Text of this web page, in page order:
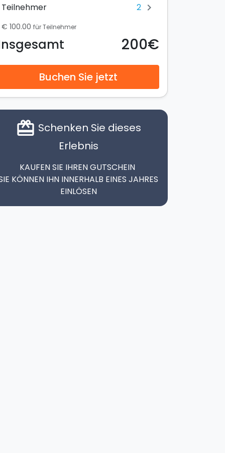
Teilnehmer 2 chevron_right
€ 100.00 für Teilnehmer
200€
Buchen Sie jetzt
card_giftcard Schenken Sie dieses
Erlebnis
KAUFEN SIE IHREN GUTSCHEIN
KÖNNEN IHN INNERHALB EINES JAHRES
EINLÖSEN